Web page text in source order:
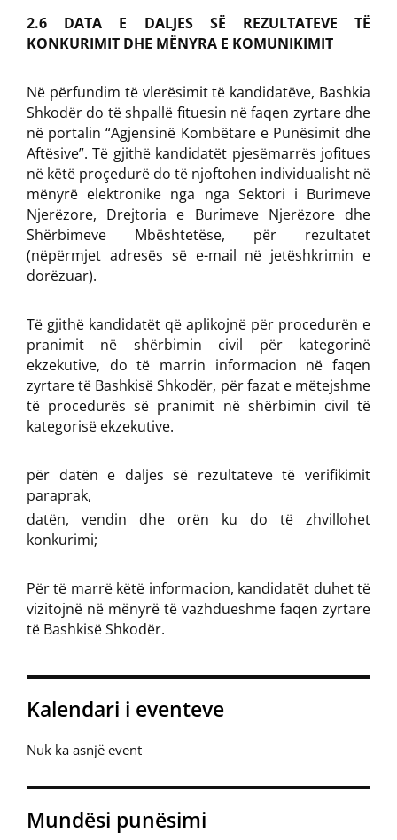
2.6 DATA E DALJES SË REZULTATEVE TË
KONKURIMIT DHE MËNYRA E KOMUNIKIMIT
Në përfundim të vlerësimit të kandidatëve, Bashkia
Shkodër do të shpallë fituesin në faqen zyrtare dhe
në portalin “Agjensinë Kombëtare e Punësimit dhe
Aftësive”. Të gjithë kandidatët pjesëmarrës jofitues
në këtë proçedurë do të njoftohen individualisht në
mënyrë elektronike nga nga Sektori i Burimeve
Njerëzore, Drejtoria e Burimeve Njerëzore dhe
Shërbimeve Mbështetëse, për rezultatet
(nëpërmjet adresës së e-mail në jetëshkrimin e
dorëzuar).
Të gjithë kandidatët që aplikojnë për procedurën e
pranimit në shërbimin civil për kategorinë
ekzekutive, do të marrin informacion në faqen
zyrtare të Bashkisë Shkodër, për fazat e mëtejshme
të procedurës së pranimit në shërbimin civil të
kategorisë ekzekutive.
për datën e daljes së rezultateve të verifikimit
paraprak,
datën, vendin dhe orën ku do të zhvillohet
konkurimi;
Për të marrë këtë informacion, kandidatët duhet të
vizitojnë në mënyrë të vazhdueshme faqen zyrtare
të Bashkisë Shkodër.
Kalendari i eventeve
Nuk ka asnjë event
Mundësi punësimi